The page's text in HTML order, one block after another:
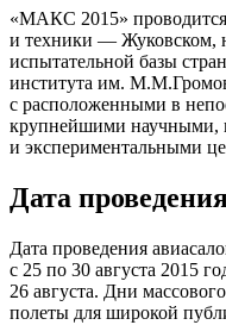
«МАКС 2015»
и техники — Жуковском,
испытательной базы
института им.
с расположенными в
крупнейшими научными,
и экспериментальными
Дата
Дата проведения
с 25 по 30 августа 2015
26 августа. Дни
полеты для широкой